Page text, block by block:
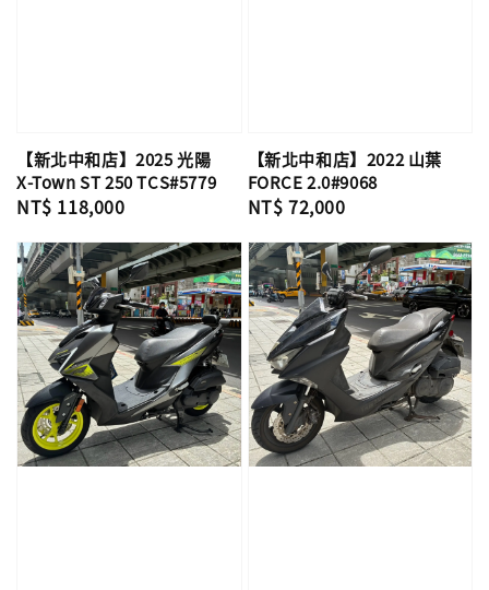
【新北中和店】2025 光陽
X-Town ST 250 TCS#5779
Regular
NT$ 118,000
【新北中和店】2022 山葉
FORCE 2.0#9068
Regular
NT$ 72,000